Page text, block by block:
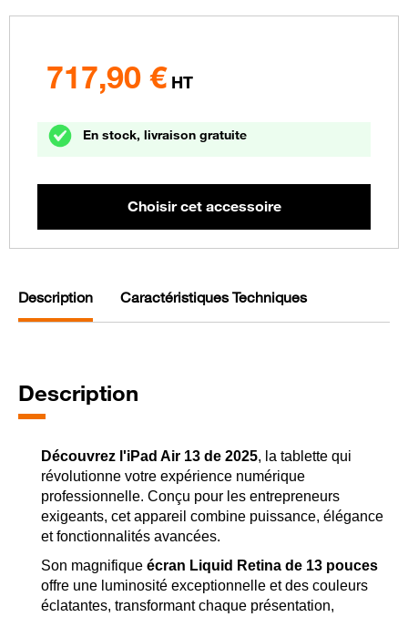
717,90 € HT
En stock, livraison gratuite
Description Caractéristiques Techniques
Description
Découvrez l'iPad Air 13 de 2025, la tablette qui
révolutionne votre expérience numérique
professionnelle. Conçu pour les entrepreneurs
exigeants, cet appareil combine puissance, élégance
et fonctionnalités avancées.
Son magnifique écran Liquid Retina de 13 pouces
offre une luminosité exceptionnelle et des couleurs
éclatantes, transformant chaque présentation,